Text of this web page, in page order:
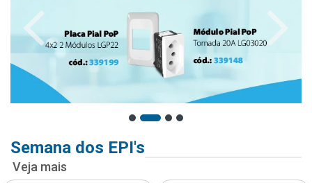
Semana dos EPI's
Veja mais